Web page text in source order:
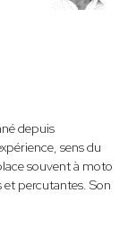
depuis
sens du
souvent à moto
percutantes. Son